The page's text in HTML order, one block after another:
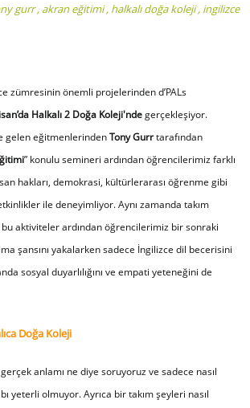
gurr, akran eğitimi, halkalı doğa koleji, ingilizce
zümresinin önemli projelerindend’PALs
Halkalı 2 Doğa Koleji'ndegerçekleşiyor.
gelen eğitmenlerindenTony Gurrtarafından
” konulu semineri ardından öğrencilerimiz farklı
hakları, demokrasi, kültürlerarası öğrenme gibi
ile deneyimliyor. Aynı zamanda takım
aktiviteler ardından öğrencilerimiz bir sonraki
şansını yakalarken sadece İngilizce dil becerisini
sosyal duyarlılığını ve empati yeteneğini de
Doğa Koleji
anlamı ne diye soruyoruz ve sadece nasıl
yeterli olmuyor. Ayrıca bir takım şeyleri nasıl